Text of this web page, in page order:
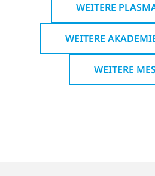
WEITERE
WEITERE
WEITERE